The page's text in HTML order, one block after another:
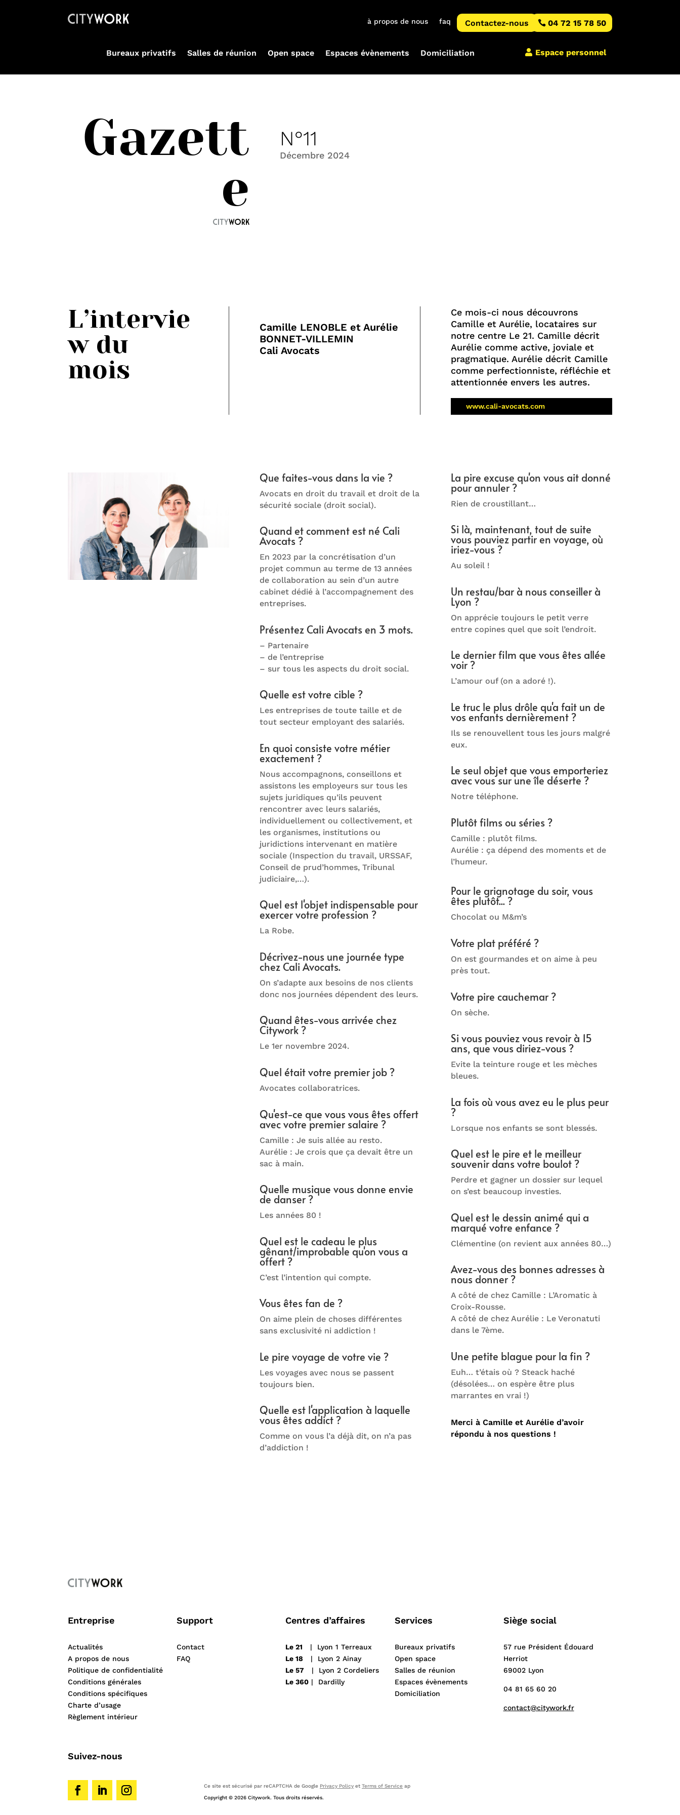
à propos de nous faq Contactez-nous 04 72 15 78 50
Bureaux privatifs Salles de réunion Open space Espaces évènements Domiciliation Espace personnel
Gazett
e
N°11
Décembre 2024
L’intervie
w du
mois
Camille LENOBLE et Aurélie
BONNET-VILLEMIN
Cali Avocats
Ce mois-ci nous découvrons
Camille et Aurélie, locataires sur
notre centre Le 21. Camille décrit
Aurélie comme active, joviale et
pragmatique. Aurélie décrit Camille
comme perfectionniste, réfléchie et
attentionnée envers les autres.
www.cali-avocats.com
Que faites-vous dans la vie ?
Avocats en droit du travail et droit de la
sécurité sociale (droit social).
Quand et comment est né Cali
Avocats ?
En 2023 par la concrétisation d’un
projet commun au terme de 13 années
de collaboration au sein d’un autre
cabinet dédié à l’accompagnement des
entreprises.
Présentez Cali Avocats en 3 mots.
– Partenaire
– de l’entreprise
– sur tous les aspects du droit social.
Quelle est votre cible ?
Les entreprises de toute taille et de
tout secteur employant des salariés.
En quoi consiste votre métier
exactement ?
Nous accompagnons, conseillons et
assistons les employeurs sur tous les
sujets juridiques qu’ils peuvent
rencontrer avec leurs salariés,
individuellement ou collectivement, et
les organismes, institutions ou
juridictions intervenant en matière
sociale (Inspection du travail, URSSAF,
Conseil de prud’hommes, Tribunal
judiciaire,…).
Quel est l'objet indispensable pour
exercer votre profession ?
La Robe.
Décrivez-nous une journée type
chez Cali Avocats.
On s’adapte aux besoins de nos clients
donc nos journées dépendent des leurs.
Quand êtes-vous arrivée chez
Citywork ?
Le 1er novembre 2024.
Quel était votre premier job ?
Avocates collaboratrices.
Qu'est-ce que vous vous êtes offert
avec votre premier salaire ?
Camille : Je suis allée au resto.
Aurélie : Je crois que ça devait être un
sac à main.
Quelle musique vous donne envie
de danser ?
Les années 80 !
Quel est le cadeau le plus
gênant/improbable qu'on vous a
offert ?
C’est l’intention qui compte.
Vous êtes fan de ?
On aime plein de choses différentes
sans exclusivité ni addiction !
Le pire voyage de votre vie ?
Les voyages avec nous se passent
toujours bien.
Quelle est l'application à laquelle
vous êtes addict ?
Comme on vous l’a déjà dit, on n’a pas
d’addiction !
La pire excuse qu'on vous ait donné
pour annuler ?
Rien de croustillant…
Si là, maintenant, tout de suite
vous pouviez partir en voyage, où
iriez-vous ?
Au soleil !
Un restau/bar à nous conseiller à
Lyon ?
On apprécie toujours le petit verre
entre copines quel que soit l’endroit.
Le dernier film que vous êtes allée
voir ?
L’amour ouf (on a adoré !).
Le truc le plus drôle qu'a fait un de
vos enfants dernièrement ?
Ils se renouvellent tous les jours malgré
eux.
Le seul objet que vous emporteriez
avec vous sur une île déserte ?
Notre téléphone.
Plutôt films ou séries ?
Camille : plutôt films.
Aurélie : ça dépend des moments et de
l’humeur.
Pour le grignotage du soir, vous
êtes plutôt... ?
Chocolat ou M&m’s
Votre plat préféré ?
On est gourmandes et on aime à peu
près tout.
Votre pire cauchemar ?
On sèche.
Si vous pouviez vous revoir à 15
ans, que vous diriez-vous ?
Evite la teinture rouge et les mèches
bleues.
La fois où vous avez eu le plus peur
?
Lorsque nos enfants se sont blessés.
Quel est le pire et le meilleur
souvenir dans votre boulot ?
Perdre et gagner un dossier sur lequel
on s’est beaucoup investies.
Quel est le dessin animé qui a
marqué votre enfance ?
Clémentine (on revient aux années 80…)
Avez-vous des bonnes adresses à
nous donner ?
A côté de chez Camille : L’Aromatic à
Croix-Rousse.
A côté de chez Aurélie : Le Veronatuti
dans le 7ème.
Une petite blague pour la fin ?
Euh… t’étais où ? Steack haché
(désolées… on espère être plus
marrantes en vrai !)
Merci à Camille et Aurélie d’avoir
répondu à nos questions !
Entreprise
Actualités
A propos de nous
Politique de confidentialité
Conditions générales
Conditions spécifiques
Charte d’usage
Règlement intérieur
Support
Contact
FAQ
Centres d’affaires
Le 21 | Lyon 1 Terreaux
Le 18 | Lyon 2 Ainay
Le 57 | Lyon 2 Cordeliers
Le 360 | Dardilly
Services
Bureaux privatifs
Open space
Salles de réunion
Espaces évènements
Domiciliation
Siège social
57 rue Président Édouard
Herriot
69002 Lyon
04 81 65 60 20
contact@citywork.fr
Suivez-nous
Ce site est sécurisé par reCAPTCHA de Google Privacy Policy etTerms of Service ap
Copyright © 2026 Citywork. Tous droits réservés.